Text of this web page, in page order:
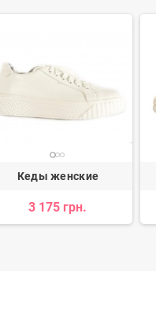
Кеды женские
3 175 грн.